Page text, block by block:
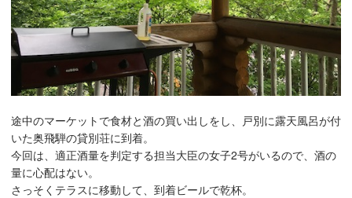
途中のマーケットで食材と酒の買い出しをし、戸別に露天風呂が付
いた奥飛騨の貸別荘に到着。
今回は、適正酒量を判定する担当大臣の女子2号がいるので、酒の
量に心配はない。
さっそくテラスに移動して、到着ビールで乾杯。